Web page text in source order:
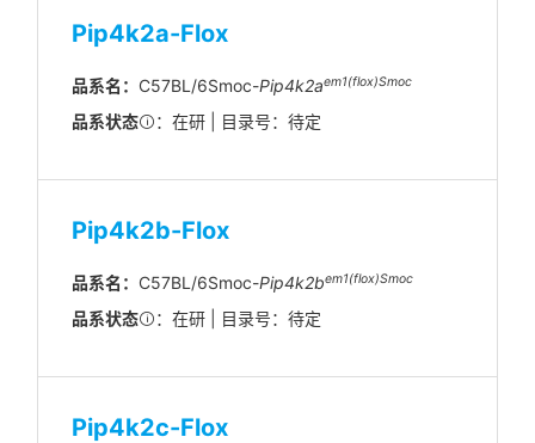
Pip4k2a-Flox
品系名： C57BL/6Smoc-Pip4k2aem1(flox)Smoc
品系状态 ：在研 | 目录号：待定
Pip4k2b-Flox
品系名： C57BL/6Smoc-Pip4k2bem1(flox)Smoc
品系状态 ：在研 | 目录号：待定
Pip4k2c-Flox